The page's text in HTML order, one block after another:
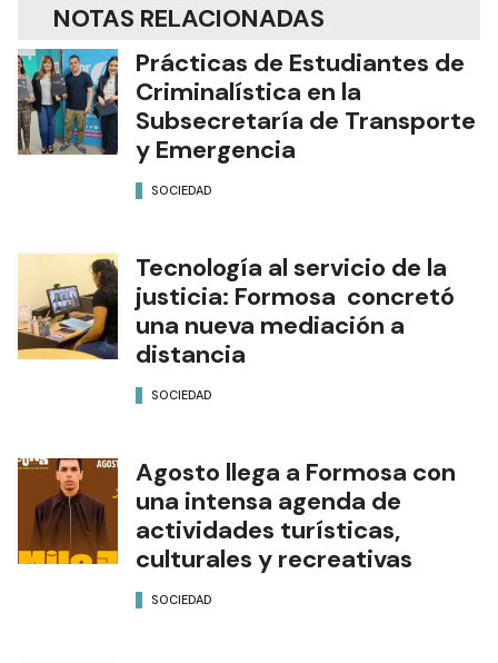
NOTAS RELACIONADAS
Prácticas de Estudiantes de
Criminalística en la
Subsecretaría de Transporte
y Emergencia
SOCIEDAD
Tecnología al servicio de la
justicia: Formosa concretó
una nueva mediación a
distancia
SOCIEDAD
Agosto llega a Formosa con
una intensa agenda de
actividades turísticas,
culturales y recreativas
SOCIEDAD